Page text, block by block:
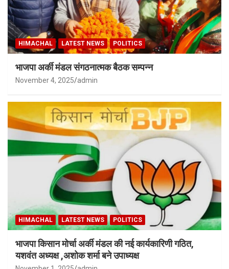
HIMACHAL LATEST NEWS POLITICS
भाजपा अर्की मंडल संगठनात्मक बैठक सम्पन्न
November 4, 2025 admin
HIMACHAL LATEST NEWS POLITICS
भाजपा किसान मोर्चा अर्की मंडल की नई कार्यकारिणी गठित,
यशवंत अध्यक्ष ,अशोक शर्मा बने उपाध्यक्ष